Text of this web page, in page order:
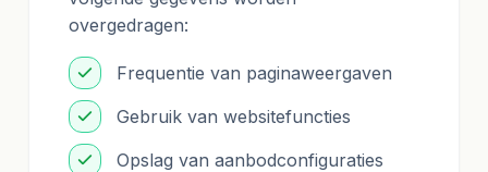
overgedragen:
Frequentie van paginaweergaven
Gebruik van websitefuncties
Opslag van aanbodconfiguraties